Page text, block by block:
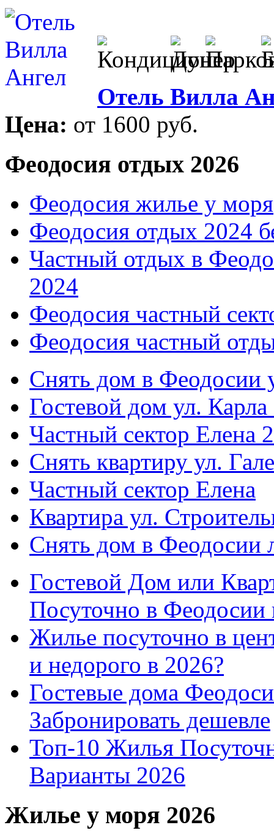
Отель Вилла
Цена: от 1600 руб.
Феодосия отдых 2026
Феодосия жилье у моря
Феодосия отдых 2024
Частный отдых в
2024
Феодосия частный
Феодосия частный
Снять дом в Феодосии
Гостевой дом ул.
Частный сектор Елена 2
Снять квартиру ул.
Частный сектор Елена
Квартира ул.
Снять дом в Феодосии
Гостевой Дом или
Посуточно в Феодосии
Жилье посуточно в
и недорого в 2026?
Гостевые дома
Забронировать дешевле
Топ-10 Жилья
Варианты 2026
Жилье у моря 2026